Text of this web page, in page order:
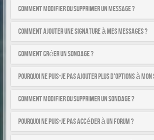
Comment modifier ou supprimer un message ?
Comment ajouter une signature à mes messages ?
Comment créer un sondage ?
Pourquoi ne puis-je pas ajouter plus d’options à mon
Comment modifier ou supprimer un sondage ?
Pourquoi ne puis-je pas accéder à un forum ?